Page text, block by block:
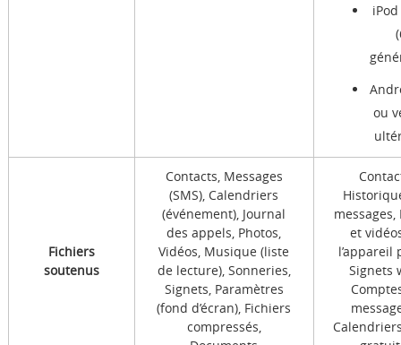
ou
Fichiers
soutenus
Contacts, Messages
(SMS), Calendriers
(événement), Journal
des appels, Photos,
Vidéos, Musique (liste
de lecture), Sonneries,
Signets, Paramètres
(fond d’écran), Fichiers
compressés,
messages,
et
l’appareil
Signets